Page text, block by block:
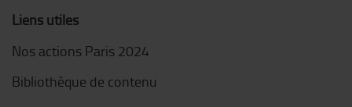
Liens utiles
Nos actions Paris 2024
Bibliothèque de contenu